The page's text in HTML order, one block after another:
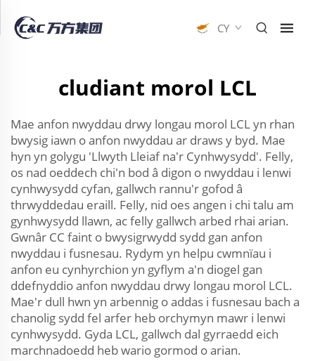
CY
cludiant morol LCL
Mae anfon nwyddau drwy longau morol LCL yn rhan
bwysig iawn o anfon nwyddau ar draws y byd. Mae
hyn yn golygu 'Llwyth Lleiaf na'r Cynhwysydd'. Felly,
os nad oeddech chi'n bod â digon o nwyddau i lenwi
cynhwysydd cyfan, gallwch rannu'r gofod â
thrwyddedau eraill. Felly, nid oes angen i chi talu am
gynhwysydd llawn, ac felly gallwch arbed rhai arian.
Gwnâr CC faint o bwysigrwydd sydd gan anfon
nwyddau i fusnesau. Rydym yn helpu cwmnïau i
anfon eu cynhyrchion yn gyflym a'n diogel gan
ddefnyddio anfon nwyddau drwy longau morol LCL.
Mae'r dull hwn yn arbennig o addas i fusnesau bach a
chanolig sydd fel arfer heb orchymyn mawr i lenwi
cynhwysydd. Gyda LCL, gallwch dal gyrraedd eich
marchnadoedd heb wario gormod o arian.